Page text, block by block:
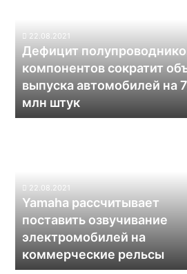
выпуска
автомобилей
на
7,1
млн
штук
22.08.2021
Дефицит
компонентов сократит
выпуска автомобилей на
млн штук
на
коммерческие
рельсы
22.08.2021
Yamaha рассчитывает
поставить озвучивание
электромобилей на
коммерческие рельсы